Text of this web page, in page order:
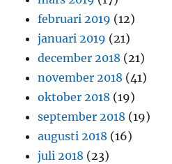
februari 2019 (12)
januari 2019 (21)
december 2018 (21)
november 2018 (41)
oktober 2018 (19)
september 2018 (19)
augusti 2018 (16)
juli 2018 (23)